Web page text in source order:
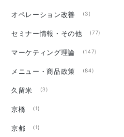
オペレーション改善 (3)
セミナー情報・その他 (77)
マーケティング理論 (147)
メニュー・商品政策 (84)
久留米 (3)
京橋 (1)
京都 (1)